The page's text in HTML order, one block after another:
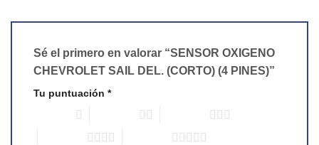
Sé el primero en valorar “SENSOR OXIGENO
CHEVROLET SAIL DEL. (CORTO) (4 PINES)”
Tu puntuación *